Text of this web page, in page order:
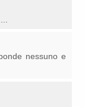
nessuno e